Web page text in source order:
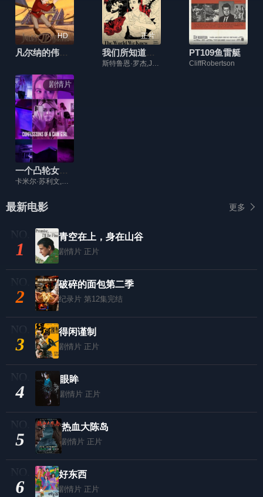
HD
凡尔纳的伟大冒险
正片
我们所知道的世界
斯特鲁恩·罗杰,Johann Myers,芬巴尔·林奇
PT109鱼雷艇
CliffRobertson
剧情片
一个凸轮女孩的自白
卡米尔·苏利文,马修·凯文·安德森,梅根·贝斯特,维也纳·利科克,乔什·博格特
最新电影 更多
1
青空在上，身在山谷
剧情片 正片
2
破碎的面包第二季
纪录片 第12集完结
3
得闲谨制
剧情片 正片
4
眼眸
剧情片 正片
5
热血大陈岛
剧情片 正片
6
好东西
剧情片 正片